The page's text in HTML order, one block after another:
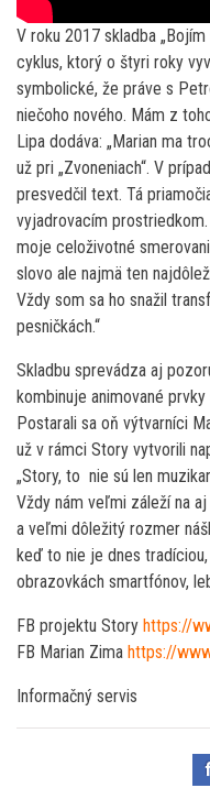
V roku 2017 skladba
cyklus, ktorý o štyri roky
symbolické, že práve s
niečoho nového. Mám z
Lipa dodáva: „Marian ma
už pri „Zvoneniach“. V
presvedčil text. Tá
vyjadrovacím
moje celoživotné
slovo ale najmä ten
Vždy som sa ho snažil
pesničkách.“
Skladbu sprevádza aj
kombinuje animované
Postarali sa oň výtvarníci
už v rámci Story vytvorili
„Story, to nie sú len
Vždy nám veľmi záleží na
a veľmi dôležitý rozmer
keď to nie je dnes
obrazovkách smartfónov,
FB projektu Story https://
FB Marian Zima https://
Informačný servis